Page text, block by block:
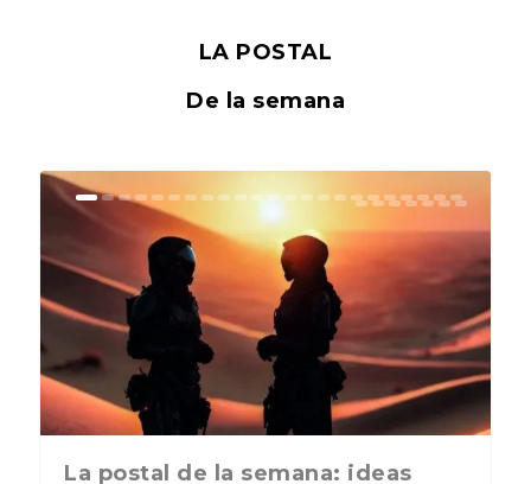
LA POSTAL
De la semana
La postal de la semana: ideas